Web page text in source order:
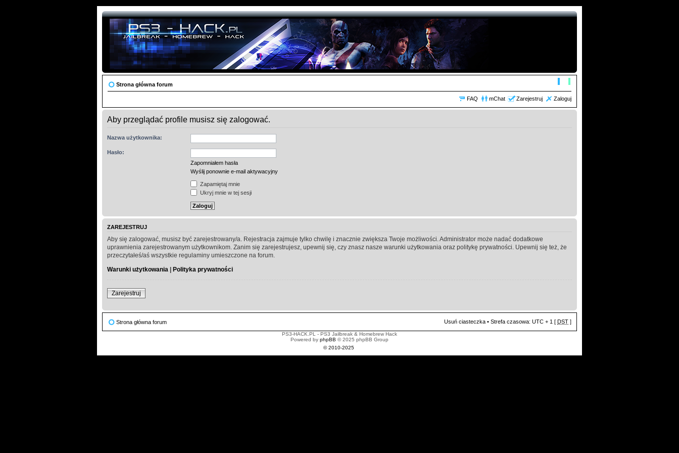
Strona główna forum
FAQ mChat Zarejestruj Zaloguj
Aby przeglądać profile musisz się zalogować.
Nazwa użytkownika:
Hasło:
Zapomniałem hasła
Wyślij ponownie e-mail aktywacyjny
Zapamiętaj mnie
Ukryj mnie w tej sesji
ZAREJESTRUJ
Aby się zalogować, musisz być zarejestrowany/a. Rejestracja zajmuje tylko chwilę i znacznie zwiększa Twoje możliwości. Administrator może nadać dodatkowe
uprawnienia zarejestrowanym użytkownikom. Zanim się zarejestrujesz, upewnij się, czy znasz nasze warunki użytkowania oraz politykę prywatności. Upewnij się też, że
przeczytałeś/aś wszystkie regulaminy umieszczone na forum.
Warunki użytkowania | Polityka prywatności
Zarejestruj
Strona główna forum Usuń ciasteczka • Strefa czasowa: UTC + 1 [ DST ]
PS3-HACK.PL - PS3 Jailbreak & Homebrew Hack
Powered by phpBB © 2025 phpBB Group
© 2010-2025